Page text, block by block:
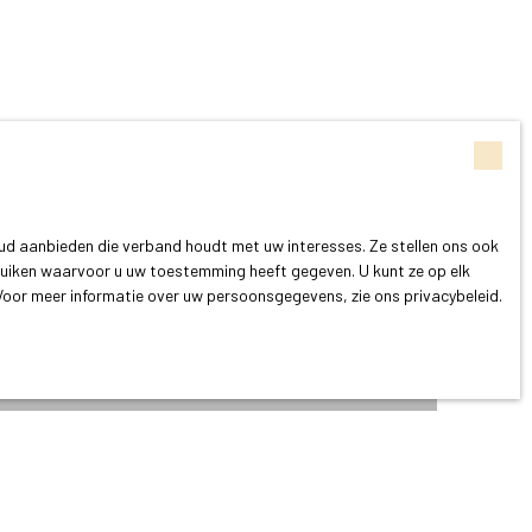
aanbieden die verband houdt met uw interesses. Ze stellen ons ook
waarvoor u uw toestemming heeft gegeven. U kunt ze op elk
meer informatie over uw persoonsgegevens, zie ons privacybeleid.